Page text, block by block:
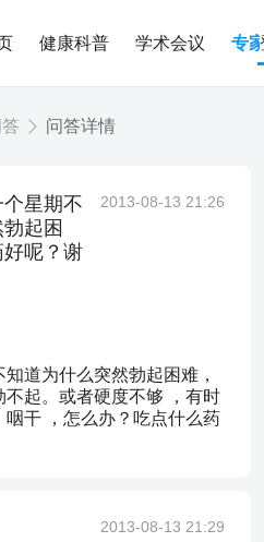
健康科普 学术会议 专
问答详情
星期不
起困
呢？谢
2013-08-13 21:26
道为什么突然勃起困难，
起。或者硬度不够 ，有时
干 ，怎么办？吃点什么药
2013-08-13 21:29